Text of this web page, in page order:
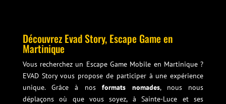
Découvrez Evad Story, Escape Game en
Martinique
Vous recherchez un Escape Game Mobile en Martinique ?
EVAD Story vous propose de participer à une expérience
unique. Grâce à nosformats nomades, nous nous
déplaçons où que vous soyez, à Sainte-Luce et ses